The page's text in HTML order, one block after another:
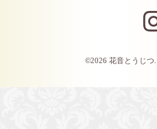
©2026 花音とうじつ